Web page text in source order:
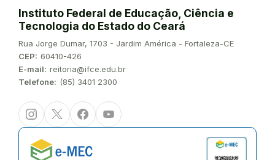
Instituto Federal de Educação, Ciência e
Tecnologia do Estado do Ceará
Endereço:
Rua Jorge Dumar, 1703 - Jardim América - Fortaleza-CE
CEP: 60410-426
E-mail: reitoria@ifce.edu.br
Telefone: (85) 3401 2300
InstagramTwitter/XFacebookYoutube